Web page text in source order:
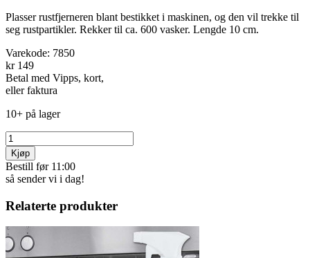
Plasser rust­fjerneren blant bestikket i maskinen, og den vil trekke til
seg rustpartikler. Rekker til ca. 600 vasker. Lengde 10 cm.
Varekode: 7850
kr 149
Betal med Vipps, kort,
eller faktura
10+ på lager
Kjøp
Bestill før 11:00
så sender vi i dag!
Relaterte produkter